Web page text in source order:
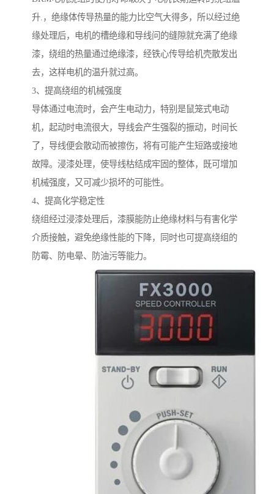
升.，绝缘体传导热量的能力比空气大得多，所以经过绝
缘处理后，电机的槽绝缘和导线问的缝隙就充满了绝缘
漆，绕组的热量通过绝缘漆，经铁心传导给机壳散发出
去，这样电机的温升就过高。
3、提高绕组的机械强度
导体通过电流时，会产生电动力，特别是鼠笼式电动
机，起动时电流很大，导线会产生强裂的振动，时间长
了，导线便会散动而被擦伤，将有可能产生短路或接地
故障。浸漆处理，使导线枯结成牢固的整体，既可增加
机械强度，又可减少损坏的可能性。
4、提高化学稳定性
绕组经过浸漆处理后，漆膜能防止绝缘材料与有害化学
介质接触，避免绝缘性能的下降，同时也可提高绕组的
防霉、防电晕、防油污等能力。